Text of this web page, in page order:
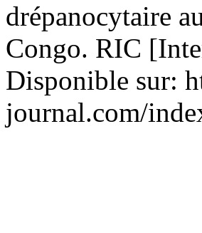
drépanocytaire
Congo. RIC
Disponible sur:
journal.com/